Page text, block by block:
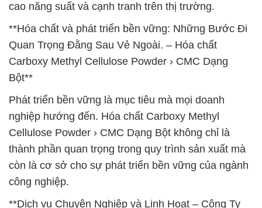
cao năng suất và cạnh tranh trên thị trường.
**Hóa chất và phát triển bền vững: Những Bước Đi
Quan Trọng Đằng Sau Vẻ Ngoài. – Hóa chất
Carboxy Methyl Cellulose Powder › CMC Dạng
Bột**
Phát triển bền vững là mục tiêu mà mọi doanh
nghiệp hướng đến. Hóa chất Carboxy Methyl
Cellulose Powder › CMC Dạng Bột không chỉ là
thành phần quan trọng trong quy trình sản xuất mà
còn là cơ sở cho sự phát triển bền vững của ngành
công nghiệp.
**Dịch vụ Chuyên Nghiệp và Linh Hoạt – Công Ty